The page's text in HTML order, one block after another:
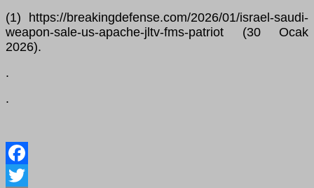
(1) https://breakingdefense.com/2026/01/israel-saudi-
weapon-sale-us-apache-jltv-fms-patriot (30 Ocak
2026).
.
.
Facebook